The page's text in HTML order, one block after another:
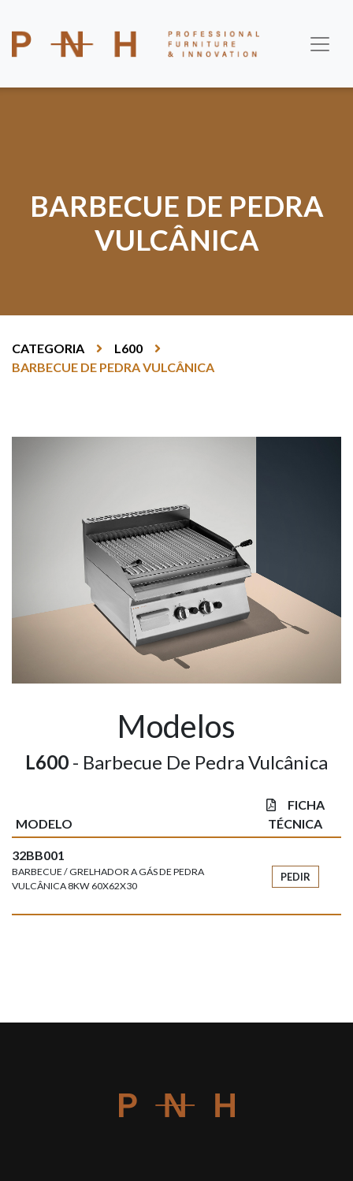
BARBECUE DE PEDRA
VULCÂNICA
CATEGORIA
L600
BARBECUE DE PEDRA VULCÂNICA
Modelos
L600 - Barbecue De Pedra Vulcânica
MODELO
FICHA
TÉCNICA
32BB001
BARBECUE / GRELHADOR A GÁS DE PEDRA
VULCÂNICA 8KW 60X62X30
PEDIR